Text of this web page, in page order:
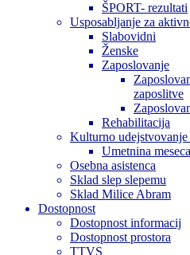
ŠPORT- rezultati
Usposabljanje za
Slabovidni
Ženske
Zaposlovanje
zaposlitve
Rehabilitacija
Kulturno
Umetnina meseca
Osebna asistenca
Sklad slep slepemu
Sklad Milice Abram
Dostopnost
Dostopnost informacij
Dostopnost prostora
TTVS